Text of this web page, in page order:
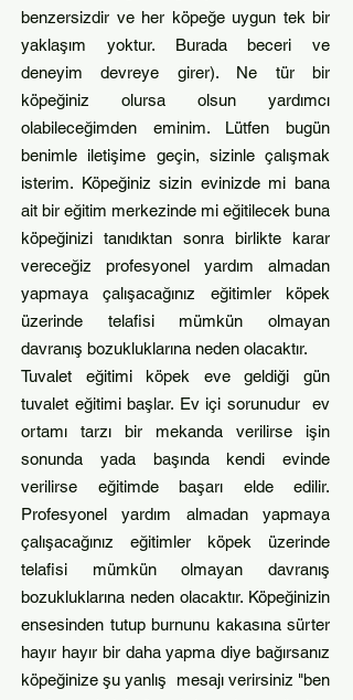
benzersizdir ve her köpeğe uygun tek bir
yaklaşım yoktur. Burada beceri ve
deneyim devreye girer). Ne tür bir
köpeğiniz olursa olsun yardımcı
olabileceğimden eminim. Lütfen bugün
benimle iletişime geçin, sizinle çalışmak
isterim. Köpeğiniz sizin evinizde mi bana
ait bir eğitim merkezinde mi eğitilecek buna
köpeğinizi tanıdıktan sonra birlikte karar
vereceğiz profesyonel yardım almadan
yapmaya çalışacağınız eğitimler köpek
üzerinde telafisi mümkün olmayan
davranış bozukluklarına neden olacaktır.
Tuvalet eğitimi köpek eve geldiği gün
tuvalet eğitimi başlar. Ev içi sorunudur ev
ortamı tarzı bir mekanda verilirse işin
sonunda yada başında kendi evinde
verilirse eğitimde başarı elde edilir.
Profesyonel yardım almadan yapmaya
çalışacağınız eğitimler köpek üzerinde
telafisi mümkün olmayan davranış
bozukluklarına neden olacaktır. Köpeğinizin
ensesinden tutup burnunu kakasına sürter
hayır hayır bir daha yapma diye bağırsanız
köpeğinize şu yanlış mesajı verirsiniz "ben